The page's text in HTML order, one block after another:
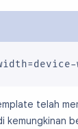
telah
kemungkinan